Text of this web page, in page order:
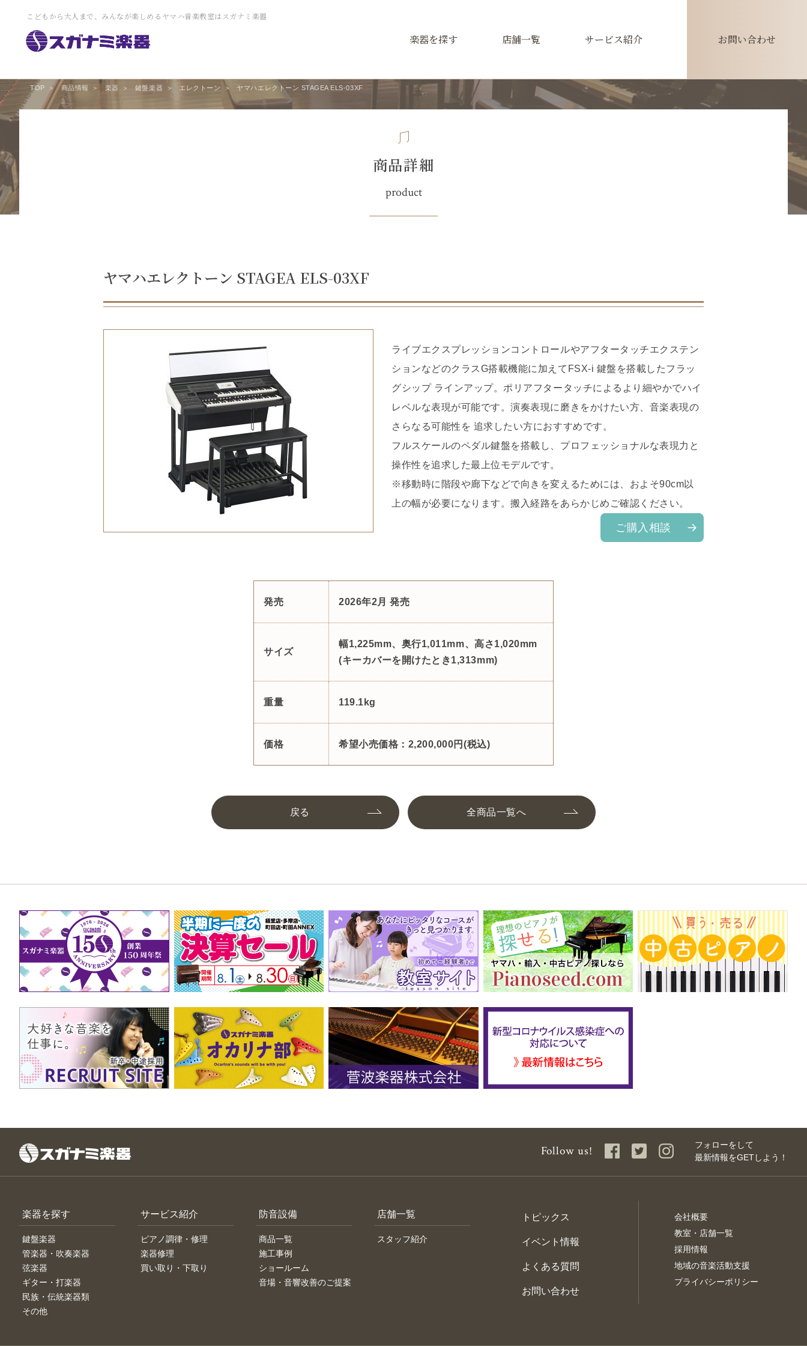
こどもから大人まで、みんなが楽しめるヤマハ音楽教室はスガナミ楽器
楽器を探す 店舗一覧 サービス紹介 お問い合わせ
TOP 商品情報 楽器 鍵盤楽器 エレクトーン ヤマハエレクトーン STAGEA ELS-03XF
商品詳細
product
ヤマハエレクトーン STAGEA ELS-03XF
ライブエクスプレッションコントロールやアフタータッチエクステン
ションなどのクラスG搭載機能に加えてFSX-i 鍵盤を搭載したフラッ
グシップ ラインアップ。ポリアフタータッチによるより細やかでハイ
レベルな表現が可能です。演奏表現に磨きをかけたい方、音楽表現の
さらなる可能性を 追求したい方におすすめです。
フルスケールのペダル鍵盤を搭載し、プロフェッショナルな表現力と
操作性を追求した最上位モデルです。
※移動時に階段や廊下などで向きを変えるためには、およそ90cm以
上の幅が必要になります。搬入経路をあらかじめご確認ください。
ご購入相談
発売 2026年2月 発売
サイズ
幅1,225mm、奥行1,011mm、高さ1,020mm
(キーカバーを開けたとき1,313mm)
重量 119.1kg
価格 希望小売価格：2,200,000円(税込)
戻る 全商品一覧へ
Follow us!
フォローをして
最新情報をGETしよう！
楽器を探す
鍵盤楽器
管楽器・吹奏楽器
弦楽器
ギター・打楽器
民族・伝統楽器類
その他
サービス紹介
ピアノ調律・修理
楽器修理
買い取り・下取り
防音設備
商品一覧
施工事例
ショールーム
音場・音響改善のご提案
店舗一覧
スタッフ紹介
トピックス
イベント情報
よくある質問
お問い合わせ
会社概要
教室・店舗一覧
採用情報
地域の音楽活動支援
プライバシーポリシー